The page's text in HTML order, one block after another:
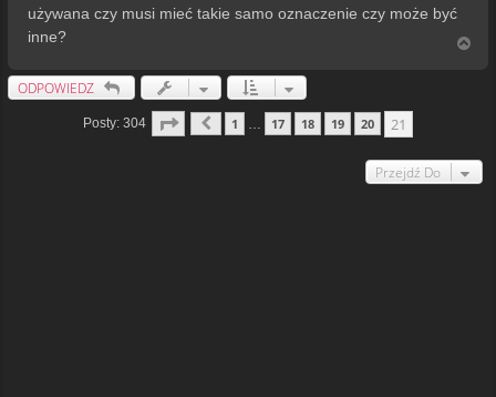
używana czy musi mieć takie samo oznaczenie czy może być
inne?
ODPOWIEDZ
Posty: 304 Strona 21Poprzednia
1 … 17 18 19 20 21
Przejdź Do